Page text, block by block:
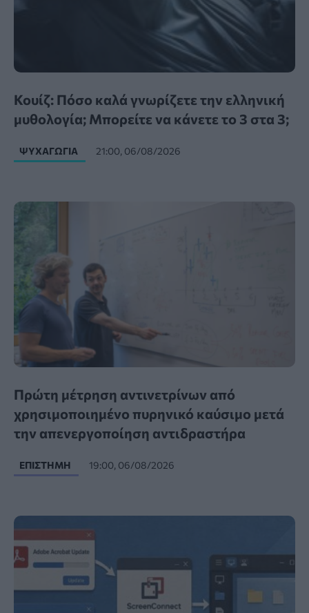
Κουίζ: Πόσο καλά γνωρίζετε την ελληνική
μυθολογία; Μπορείτε να κάνετε το 3 στα 3;
ΨΥΧΑΓΩΓΊΑ 21:00, 06/08/2026
Πρώτη μέτρηση αντινετρίνων από
χρησιμοποιημένο πυρηνικό καύσιμο μετά
την απενεργοποίηση αντιδραστήρα
ΕΠΙΣΤΉΜΗ 19:00, 06/08/2026